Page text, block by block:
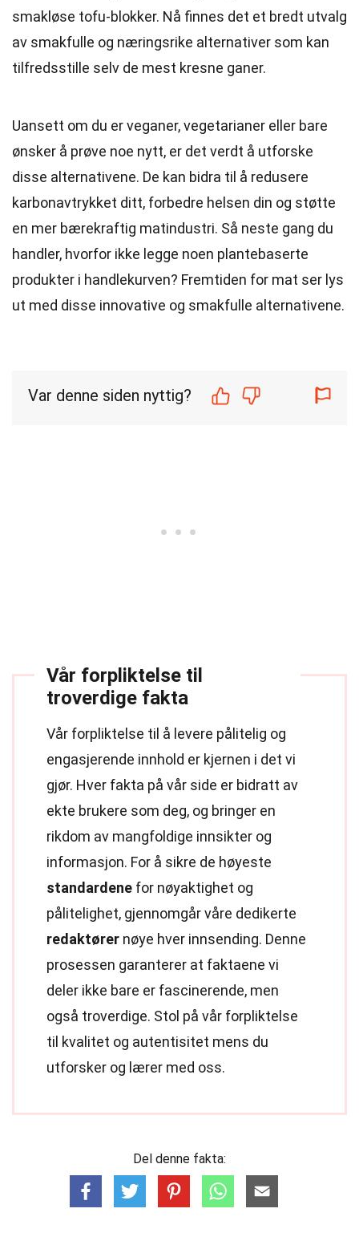
smakløse tofu-blokker. Nå finnes det et bredt utvalg
av smakfulle og næringsrike alternativer som kan
tilfredsstille selv de mest kresne ganer.
Uansett om du er veganer, vegetarianer eller bare
ønsker å prøve noe nytt, er det verdt å utforske
disse alternativene. De kan bidra til å redusere
karbonavtrykket ditt, forbedre helsen din og støtte
en mer bærekraftig matindustri. Så neste gang du
handler, hvorfor ikke legge noen plantebaserte
produkter i handlekurven? Fremtiden for mat ser lys
ut med disse innovative og smakfulle alternativene.
Var denne siden nyttig?
Vår forpliktelse til
troverdige fakta
Vår forpliktelse til å levere pålitelig og
engasjerende innhold er kjernen i det vi
gjør. Hver fakta på vår side er bidratt av
ekte brukere som deg, og bringer en
rikdom av mangfoldige innsikter og
informasjon. For å sikre de høyeste
standardene for nøyaktighet og
pålitelighet, gjennomgår våre dedikerte
redaktører nøye hver innsending. Denne
prosessen garanterer at faktaene vi
deler ikke bare er fascinerende, men
også troverdige. Stol på vår forpliktelse
til kvalitet og autentisitet mens du
utforsker og lærer med oss.
Del denne fakta: